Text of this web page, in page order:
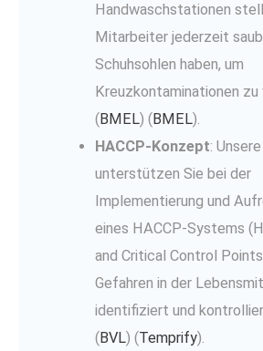
Handwaschstationen
Mitarbeiter jederzeit
Schuhsohlen haben, um
Kreuzkontaminationen zu
(BMEL)​​ (BMEL)​.
HACCP-Konzept:
unterstützen Sie bei der
Implementierung und
eines HACCP-Systems
and Critical Control
Gefahren in der
identifiziert und
(BVL)​​ (Temprify)​.